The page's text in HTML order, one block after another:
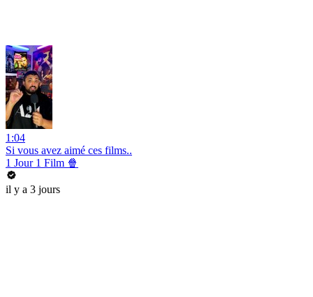
1:04
Si vous avez aimé ces films..
1 Jour 1 Film 🍿
il y a 3 jours